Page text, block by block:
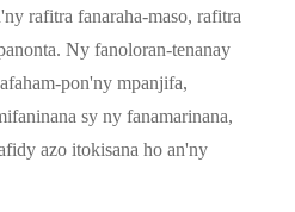
rafitra fanaraha-maso, rafitra
Ny fanoloran-tenanay
pon'ny mpanjifa,
sy ny fanamarinana,
azo itokisana ho an'ny